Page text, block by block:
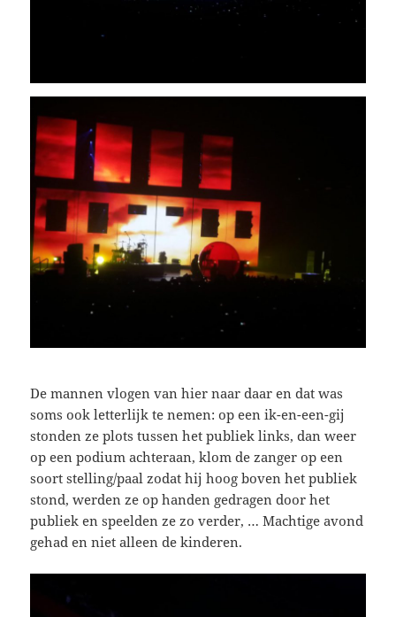
De mannen vlogen van hier naar daar en dat was
soms ook letterlijk te nemen: op een ik-en-een-gij
stonden ze plots tussen het publiek links, dan weer
op een podium achteraan, klom de zanger op een
soort stelling/paal zodat hij hoog boven het publiek
stond, werden ze op handen gedragen door het
publiek en speelden ze zo verder, … Machtige avond
gehad en niet alleen de kinderen.